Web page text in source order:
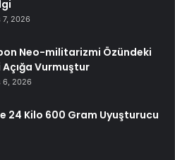
7, 2026
Neo-militarizmi Özündeki
Vurmuştur
6, 2026
24 Kilo 600 Gram Uyuşturucu